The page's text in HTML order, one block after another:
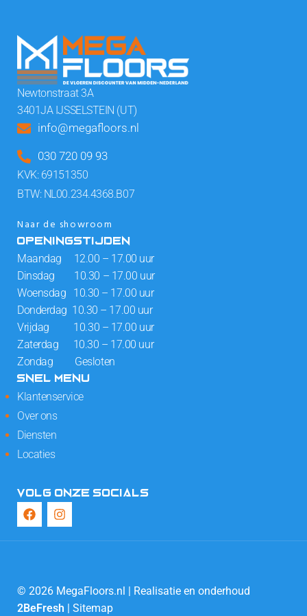
Newtonstraat 3A
3401JA IJSSELSTEIN (UT)
info@megafloors.nl
030 720 09 93
KVK: 69151350
BTW: NL00.234.4368.B07
Naar de showroom
OPENINGSTIJDEN
Maandag 12.00 – 17.00 uur
Dinsdag 10.30 – 17.00 uur
Woensdag 10.30 – 17.00 uur
Donderdag 10.30 – 17.00 uur
Vrijdag 10.30 – 17.00 uur
Zaterdag 10.30 – 17.00 uur
Zondag Gesloten
SNEL MENU
Klantenservice
Over ons
Diensten
Locaties
VOLG ONZE SOCIALS
© 2026 MegaFloors.nl | Realisatie en onderhoud
2BeFresh | Sitemap